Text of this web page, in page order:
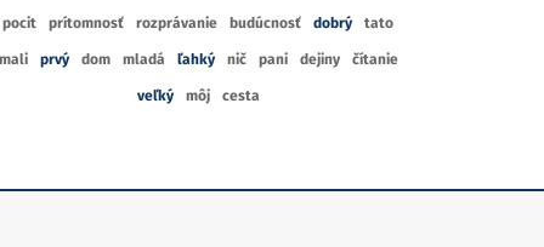
pocit prítomnosť rozprávanie budúcnosť dobrý tato
prvý dom mladá ľahký nič pani dejiny čítanie
veľký môj cesta